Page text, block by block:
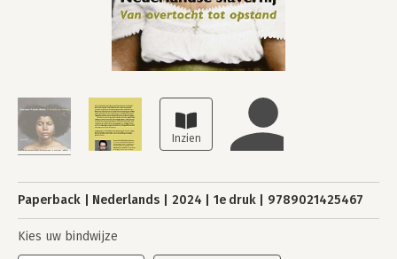
Paperback Nederlands 2024 1e druk 9789021425467
Kies uw bindwijze